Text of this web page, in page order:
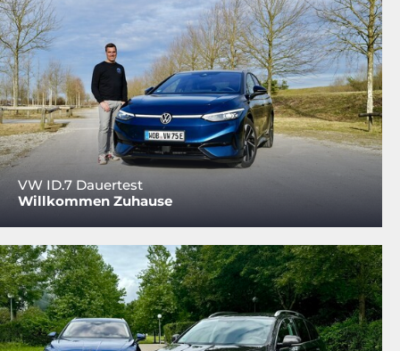
VW ID.7 Dauertest
Willkommen Zuhause